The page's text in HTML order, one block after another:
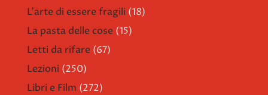
L'arte di essere fragili (18)
La pasta delle cose (15)
Letti da rifare (67)
Lezioni (250)
Libri e Film (272)